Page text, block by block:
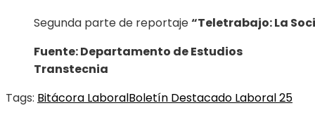
Segunda parte de reportaje“Teletrabajo: La
Fuente: Departamento de Estudios
Transtecnia
Tags: Bitácora LaboralBoletín Destacado Laboral 25